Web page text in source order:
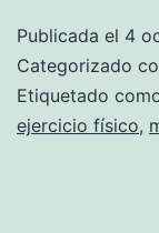
Publicada el 4
Categorizado
Etiquetado
ejercicio físico,